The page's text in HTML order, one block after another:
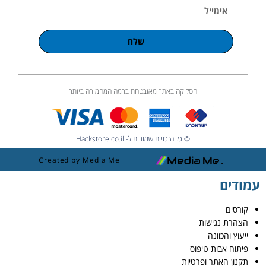
שלח
הסליקה באתר מאובטחת ברמה המחמירה ביותר
© כל הזכויות שמורות ל- Hackstore.co.il
Created by Media Me
עמודים
קורסים
הצהרת נגישות
ייעוץ והכוונה
פיתוח אבות טיפוס
תקנון האתר ופרטיות